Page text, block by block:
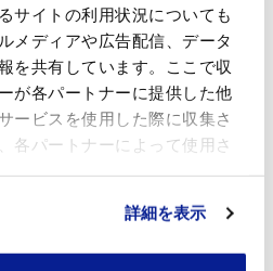
サイトの利用状況についても
メディアや広告配信、データ
を共有しています。ここで収
が各パートナーに提供した他
ービスを使用した際に収集さ
各パートナーによって使用さ
詳細を表示